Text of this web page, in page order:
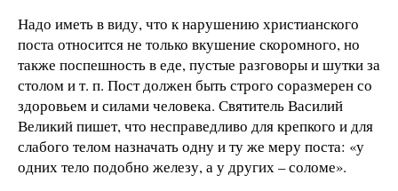
Надо иметь в виду, что к нарушению христианского
поста относится не только вкушение скоромного, но
также поспешность в еде, пустые разговоры и шутки за
столом и т. п. Пост должен быть строго соразмерен со
здоровьем и силами человека. Святитель Василий
Великий пишет, что несправедливо для крепкого и для
слабого телом назначать одну и ту же меру поста: «у
одних тело подобно железу, а у других – соломе».